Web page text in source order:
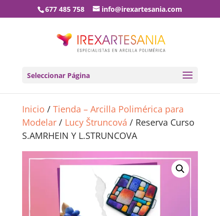
677 485 758 info@irexartesania.com
Seleccionar Página
Inicio / Tienda – Arcilla Polimérica para
Modelar/ Lucy Štruncová / Reserva Curso
S.AMRHEIN Y L.STRUNCOVA